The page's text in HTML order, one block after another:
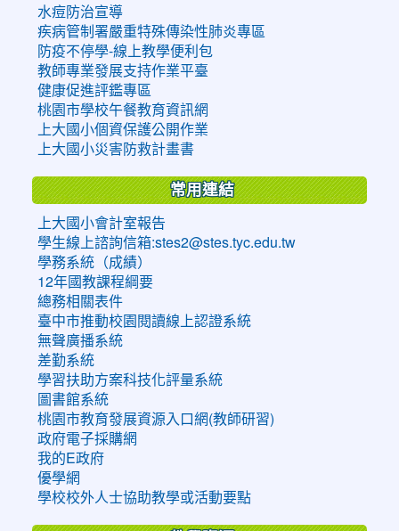
水痘防治宣導
疾病管制署嚴重特殊傳染性肺炎專區
防疫不停學-線上教學便利包
教師專業發展支持作業平臺
健康促進評鑑專區
桃園市學校午餐教育資訊網
上大國小個資保護公開作業
上大國小災害防救計畫書
常用連結
上大國小會計室報告
學生線上諮詢信箱:stes2@stes.tyc.edu.tw
學務系統（成績）
12年國教課程綱要
總務相關表件
臺中市推動校園閱讀線上認證系統
無聲廣播系統
差勤系統
學習扶助方案科技化評量系統
圖書館系統
桃園市教育發展資源入口網(教師研習)
政府電子採購網
我的E政府
優學網
學校校外人士協助教學或活動要點